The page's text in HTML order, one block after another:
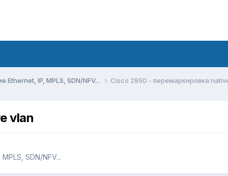
IP, MPLS, SDN/NFV... Cisco 2950 - перемаркировка
vlan
SDN/NFV...